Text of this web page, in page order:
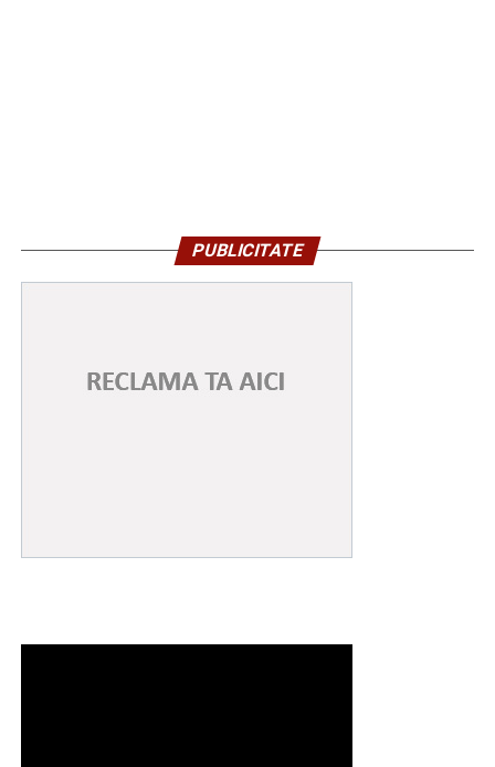
PUBLICITATE